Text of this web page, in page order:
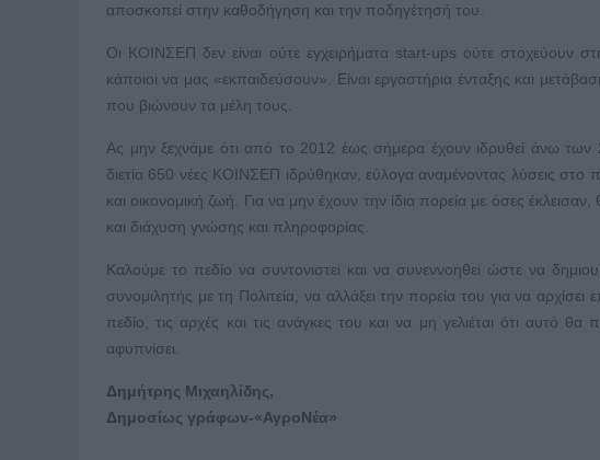
αποσκοπεί στην καθοδήγηση και την ποδηγέτησή του.
Οι ΚΟΙΝΣΕΠ δεν είναι ούτε εγχειρήματα start-ups ούτε στοχεύουν
κάποιοι να μας «εκπαιδεύσουν». Είναι εργαστήρια ένταξης και
που βιώνουν τα μέλη τους.
Ας μην ξεχνάμε ότι από το 2012 έως σήμερα έχουν ιδρυθεί άνω
διετία 650 νέες ΚΟΙΝΣΕΠ ιδρύθηκαν, εύλογα αναμένοντας λύσεις
και οικονομική ζωή. Για να μην έχουν την ίδια πορεία με όσες
και διάχυση γνώσης και πληροφορίας.
Καλούμε το πεδίο να συντονιστεί και να συνεννοηθεί ώστε να
συνομιλητής με τη Πολιτεία, να αλλάξει την πορεία του για να
πεδίο, τις αρχές και τις ανάγκες του και να μη γελιέται ότι αυτό
αφυπνίσει.
Δημήτρης Μιχαηλίδης,
Δημοσίως γράφων-«ΑγροΝέα»